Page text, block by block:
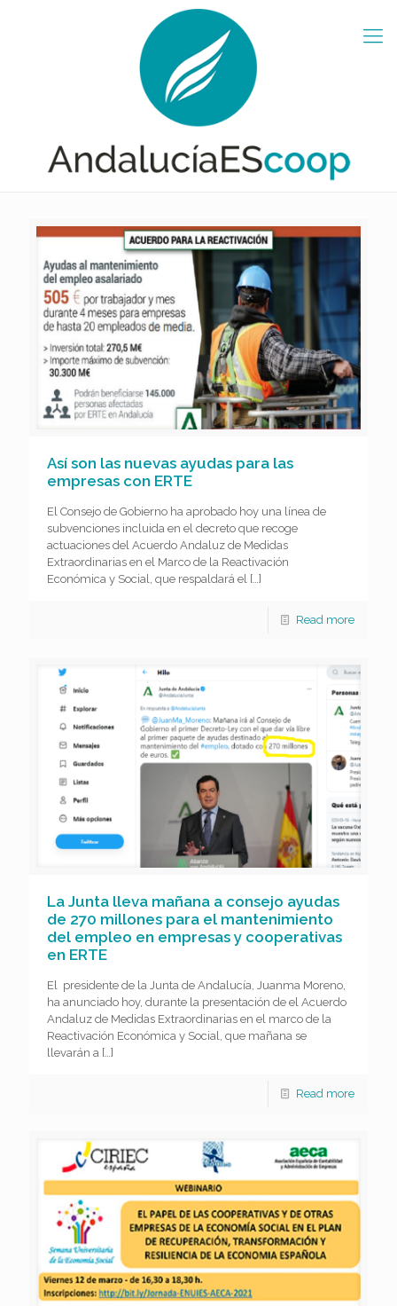
Así son las nuevas ayudas para las
empresas con ERTE
El Consejo de Gobierno ha aprobado hoy una línea de
subvenciones incluida en el decreto que recoge
actuaciones del Acuerdo Andaluz de Medidas
Extraordinarias en el Marco de la Reactivación
Económica y Social, que respaldará el […]
Read more
La Junta lleva mañana a consejo ayudas
de 270 millones para el mantenimiento
del empleo en empresas y cooperativas
en ERTE
El presidente de la Junta de Andalucía, Juanma Moreno,
ha anunciado hoy, durante la presentación de el Acuerdo
Andaluz de Medidas Extraordinarias en el marco de la
Reactivación Económica y Social, que mañana se
llevarán a […]
Read more